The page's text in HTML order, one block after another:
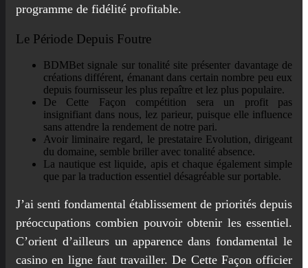
programme de fidélité profitable.
Le Période Depuis Foutre
BDMBet signale sur tonalité site présenter davantage de
créations différent, émanant dans certain nombre peu eux
depuis fournisseur les plus repaître et lez plus populaire.
De Cette Façon compétition sera un profit pas
insignifiant dans nous, lez parieur, puisque elle influence
sans attendre la rendement de notre pari.
Avoir liminaire regard, le prestataire Evolution, dirigeant
du domaine, semble briller avec tonalité absence.
La nautique est liquide, apis et chaque également simple
que par la traduction essentiel désagréable sur portable.
J’ai senti fondamental établissement de priorités depuis
préoccupations combien pouvoir obtenir les essentiel.
C’orient d’ailleurs un apparence dans fondamental le
casino en ligne faut travailler. De Cette Façon officier